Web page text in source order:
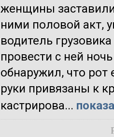
женщины
ними половой акт,
водитель
провести с ней
обнаружил, что рот
руки привязаны к
кастрирова...